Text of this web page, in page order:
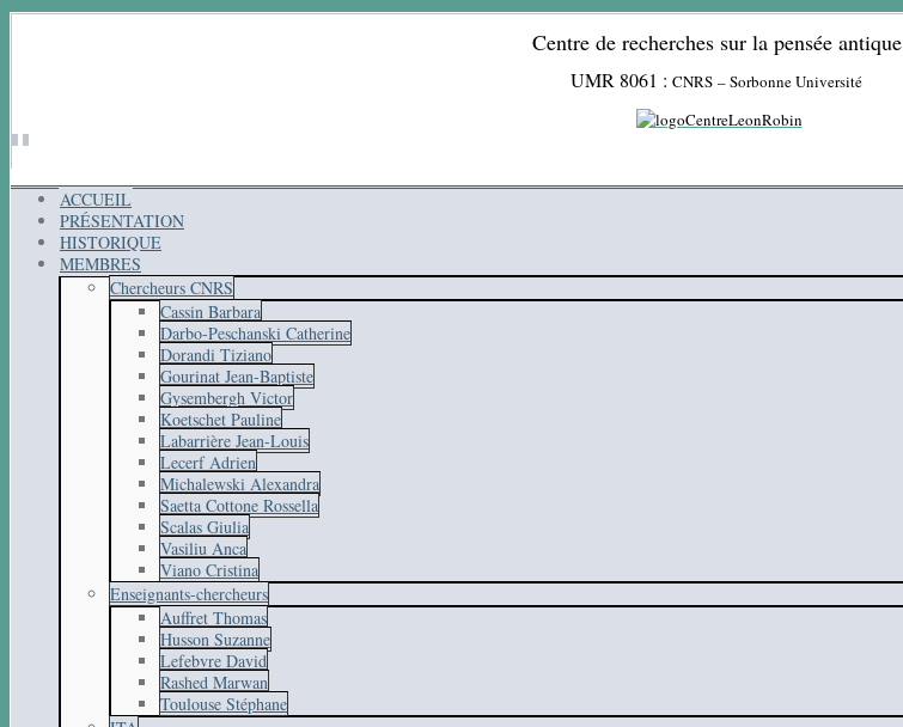
Centre de recherches sur la pensée antique
UMR 8061 : CNRS – Sorbonne Université
ACCUEIL
PRÉSENTATION
HISTORIQUE
MEMBRES
Chercheurs CNRS
Cassin Barbara
Darbo-Peschanski Catherine
Dorandi Tiziano
Gourinat Jean-Baptiste
Gysembergh Victor
Koetschet Pauline
Labarrière Jean-Louis
Lecerf Adrien
Michalewski Alexandra
Saetta Cottone Rossella
Scalas Giulia
Vasiliu Anca
Viano Cristina
Enseignants-chercheurs
Auffret Thomas
Husson Suzanne
Lefebvre David
Rashed Marwan
Toulouse Stéphane